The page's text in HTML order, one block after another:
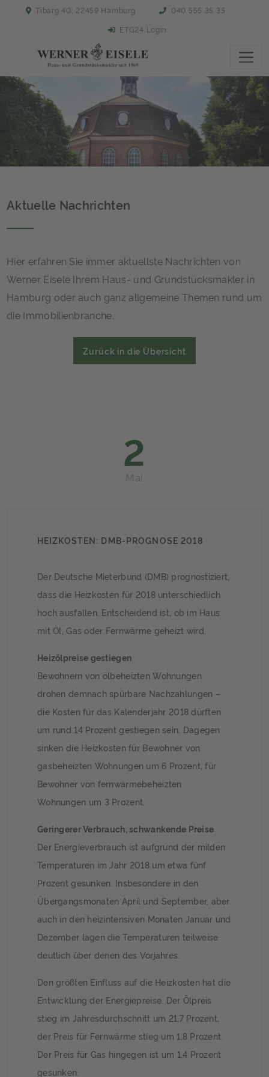
Tibarg 40, 22459 Hamburg
040 555 35 35
ETG24 Login
Aktuelle Nachrichten
Hier erfahren Sie immer aktuellste Nachrichten von
Werner Eisele Ihrem Haus- und Grundstücksmakler in
Hamburg oder auch ganz allgemeine Themen rund um
die Immobilienbranche.
Zurück in die Übersicht
2
Mai
HEIZKOSTEN: DMB-PROGNOSE 2018
Der Deutsche Mieterbund (DMB) prognostiziert,
dass die Heizkosten für 2018 unterschiedlich
hoch ausfallen. Entscheidend ist, ob im Haus
mit Öl, Gas oder Fernwärme geheizt wird.
Heizölpreise gestiegen
Bewohnern von ölbeheizten Wohnungen
drohen demnach spürbare Nachzahlungen –
die Kosten für das Kalenderjahr 2018 dürften
um rund 14 Prozent gestiegen sein. Dagegen
sinken die Heizkosten für Bewohner von
gasbeheizten Wohnungen um 6 Prozent, für
Bewohner von fernwärmebeheizten
Wohnungen um 3 Prozent.
Geringerer Verbrauch, schwankende Preise
Der Energieverbrauch ist aufgrund der milden
Temperaturen im Jahr 2018 um etwa fünf
Prozent gesunken. Insbesondere in den
Übergangsmonaten April und September, aber
auch in den heizintensiven Monaten Januar und
Dezember lagen die Temperaturen teilweise
deutlich über denen des Vorjahres.
Den größten Einfluss auf die Heizkosten hat die
Entwicklung der Energiepreise. Der Ölpreis
stieg im Jahresdurchschnitt um 21,7 Prozent,
der Preis für Fernwärme stieg um 1,8 Prozent.
Der Preis für Gas hingegen ist um 1,4 Prozent
gesunken.